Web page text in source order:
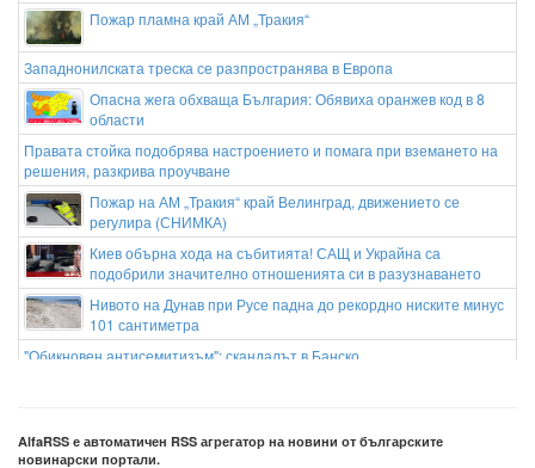
Пожар пламна край АМ „Тракия“
Западнонилската треска се разпространява в Европа
Опасна жега обхваща България: Обявиха оранжев код в 8
области
Правата стойка подобрява настроението и помага при вземането на
решения, разкрива проучване
Пожар на АМ „Тракия“ край Велинград, движението се
регулира (СНИМКА)
Киев обърна хода на събитията! САЩ и Украйна са
подобрили значително отношенията си в разузнаването
Нивото на Дунав при Русе падна до рекордно ниските минус
101 сантиметра
"Обикновен антисемитизъм": скандалът в Банско
AlfaRSS е автоматичен RSS агрегатор на новини от българските
новинарски портали.